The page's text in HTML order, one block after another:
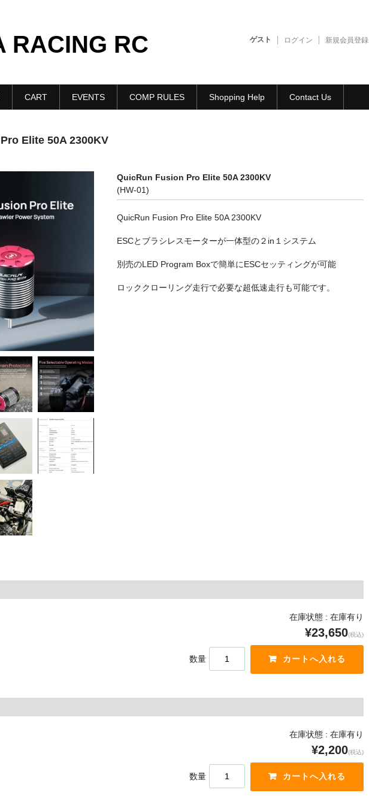
RACING RC ゲスト ログイン 新規会員登録
CART EVENTS COMP RULES Shopping Help Contact Us
Elite 50A 2300KV
QuicRun Fusion Pro Elite 50A 2300KV
(HW-01)
QuicRun Fusion Pro Elite 50A 2300KV
ESCとブラシレスモーターが一体型の２in１システム
別売のLED Program Boxで簡単にESCセッティングが可能
ロッククローリング走行で必要な超低速走行も可能です。
在庫状態 : 在庫有り
¥23,650(税込)
数量
在庫状態 : 在庫有り
¥2,200(税込)
数量